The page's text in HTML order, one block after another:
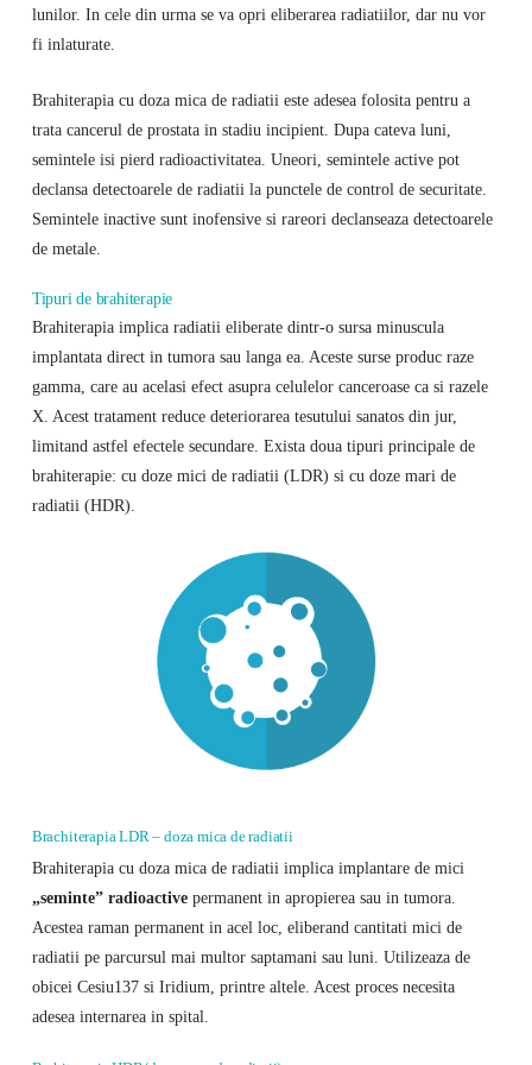
lunilor. In cele din urma se va opri eliberarea radiatiilor, dar nu vor
fi inlaturate.
Brahiterapia cu doza mica de radiatii este adesea folosita pentru a
trata cancerul de prostata in stadiu incipient. Dupa cateva luni,
semintele isi pierd radioactivitatea. Uneori, semintele active pot
declansa detectoarele de radiatii la punctele de control de securitate.
Semintele inactive sunt inofensive si rareori declanseaza detectoarele
de metale.
Tipuri de brahiterapie
Brahiterapia implica radiatii eliberate dintr-o sursa minuscula
implantata direct in tumora sau langa ea. Aceste surse produc raze
gamma, care au acelasi efect asupra celulelor canceroase ca si razele
X. Acest tratament reduce deteriorarea tesutului sanatos din jur,
limitand astfel efectele secundare. Exista doua tipuri principale de
brahiterapie: cu doze mici de radiatii (LDR) si cu doze mari de
radiatii (HDR).
Brachiterapia LDR – doza mica de radiatii
Brahiterapia cu doza mica de radiatii implica implantare de mici
„seminte” radioactivepermanent in apropierea sau in tumora.
Acestea raman permanent in acel loc, eliberand cantitati mici de
radiatii pe parcursul mai multor saptamani sau luni. Utilizeaza de
obicei Cesiu137 si Iridium, printre altele. Acest proces necesita
adesea internarea in spital.